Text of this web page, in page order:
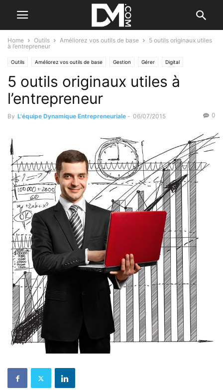
Home Outils Améliorez vos outils de base
5 outils originaux utiles
à l’entrepreneur
Outils Améliorez vos outils de base Gestion Gérer Digital
Les logiciels
5 outils originaux utiles à
l’entrepreneur
By L'équipe Dynamique Entrepreneuriale - 06/07/2015 0